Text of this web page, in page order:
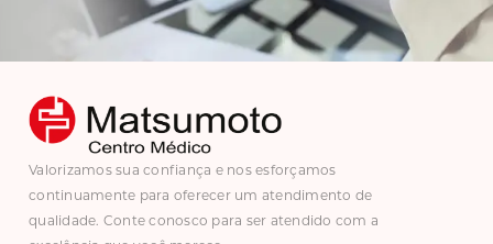
Valorizamos sua confiança e nos esforçamos
continuamente para oferecer um atendimento de
qualidade. Conte conosco para ser atendido com a